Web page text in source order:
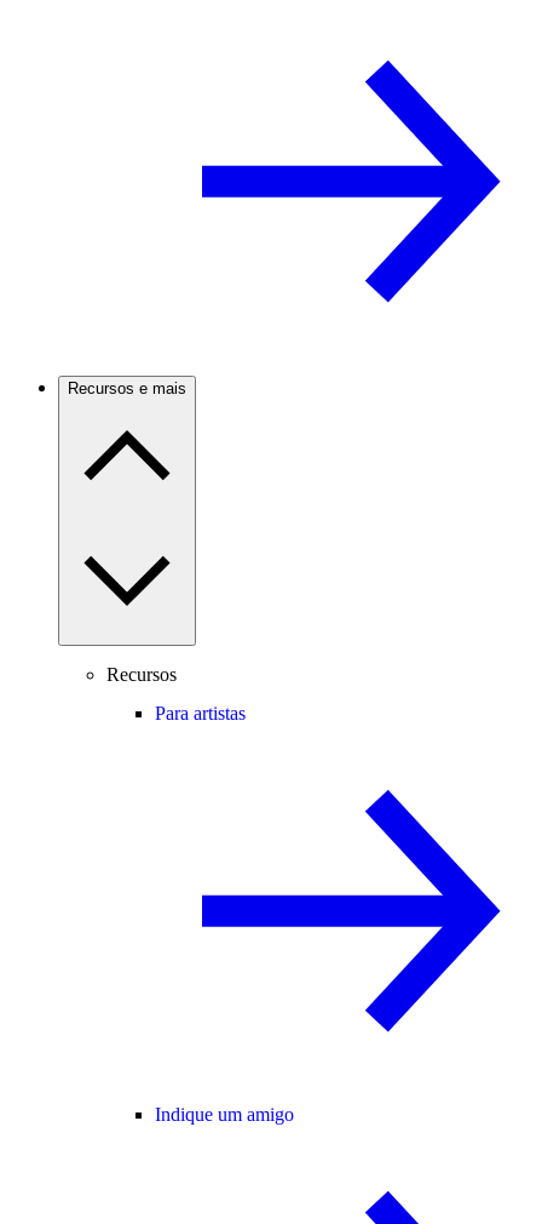
Recursos e mais
Recursos
Para artistas
Indique um amigo